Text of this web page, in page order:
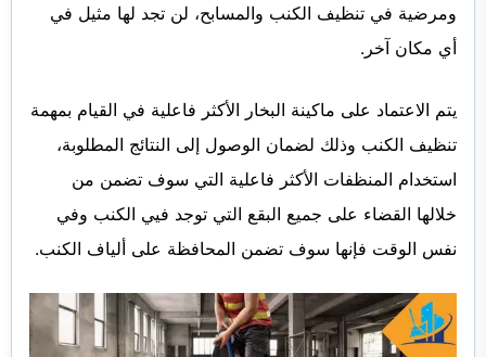
ومرضية في تنظيف الكنب والمسابح، لن تجد لها مثيل في
أي مكان آخر.
يتم الاعتماد على ماكينة البخار الأكثر فاعلية في القيام بمهمة
تنظيف الكنب وذلك لضمان الوصول إلى النتائج المطلوبة،
استخدام المنظفات الأكثر فاعلية التي سوف تضمن من
خلالها القضاء على جميع البقع التي توجد فيي الكنب وفي
نفس الوقت فإنها سوف تضمن المحافظة على ألياف الكنب.